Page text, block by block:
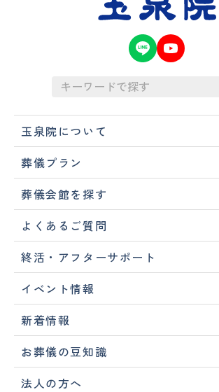
玉泉院について
葬儀プラン
葬儀会館を探す
よくあるご質問
終活・アフターサポート
イベント情報
新着情報
お葬儀の豆知識
法人の方へ